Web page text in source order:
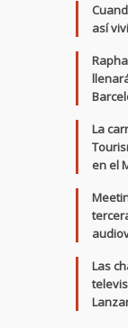
así
La
en el
Las